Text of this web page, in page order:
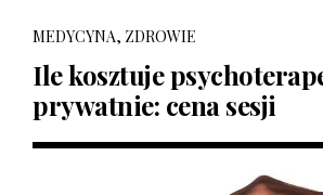
MEDYCYNA, ZDROWIE
Ile kosztuje
prywatnie: cena sesji